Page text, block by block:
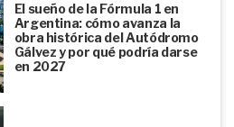
El sueño de la Fórmula 1 en
Argentina: cómo avanza la
obra histórica del Autódromo
Gálvez y por qué podría darse
en 2027